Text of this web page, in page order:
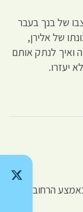
של בנך בעבר
של אלירן,
ואיך לנתק אותם
יעזרו.
הרחוב,